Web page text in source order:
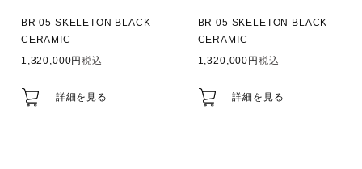
BR 05 SKELETON BLACK
CERAMIC
1,320,000
税込
詳細を見る
BR 05 SKELETON BLACK
CERAMIC
1,320,000
税込
詳細を見る